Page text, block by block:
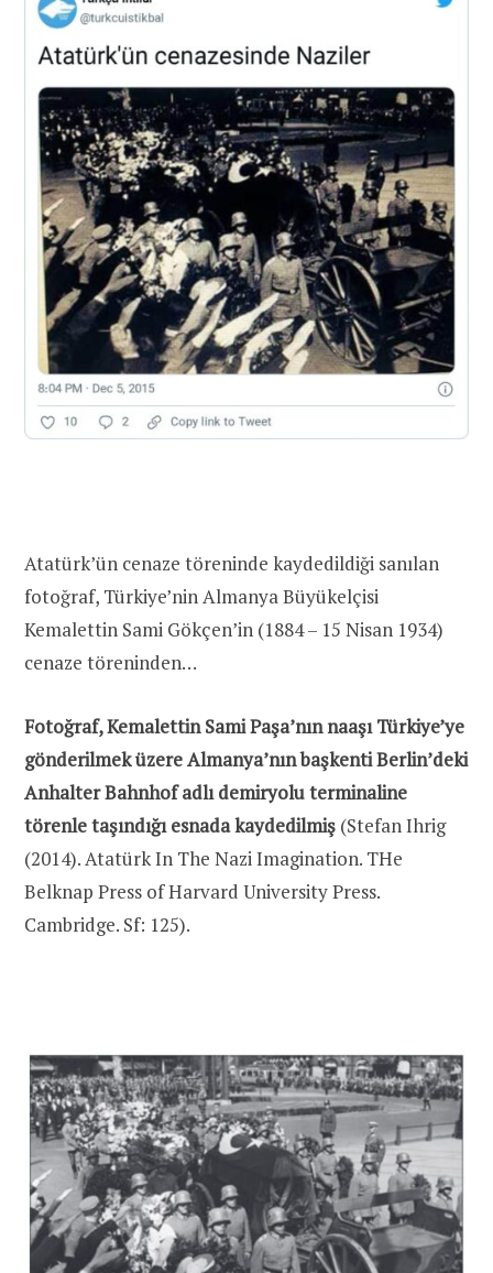
Atatürk’ün cenaze töreninde kaydedildiği sanılan
fotoğraf, Türkiye’nin Almanya Büyükelçisi
Kemalettin Sami Gökçen’in (1884 – 15 Nisan 1934)
cenaze töreninden…
Fotoğraf, Kemalettin Sami Paşa’nın naaşı Türkiye’ye
gönderilmek üzere Almanya’nın başkenti Berlin’deki
Anhalter Bahnhof adlı demiryolu terminaline
törenle taşındığı esnada kaydedilmiş (Stefan Ihrig
(2014). Atatürk In The Nazi Imagination. THe
Belknap Press of Harvard University Press.
Cambridge. Sf: 125).